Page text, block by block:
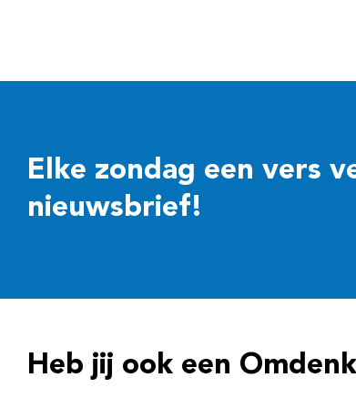
Elke zondag een vers
nieuwsbrief!
Heb jij ook een